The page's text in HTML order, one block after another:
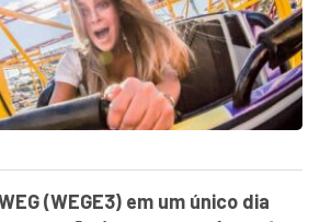
(WEGE3) em um único dia